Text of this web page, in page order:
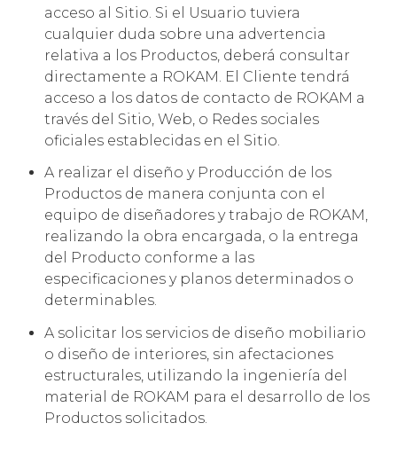
acceso al Sitio. Si el Usuario tuviera
cualquier duda sobre una advertencia
relativa a los Productos, deberá consultar
directamente a ROKAM. El Cliente tendrá
acceso a los datos de contacto de ROKAM a
través del Sitio, Web, o Redes sociales
oficiales establecidas en el Sitio.
A realizar el diseño y Producción de los
Productos de manera conjunta con el
equipo de diseñadores y trabajo de ROKAM,
realizando la obra encargada, o la entrega
del Producto conforme a las
especificaciones y planos determinados o
determinables.
A solicitar los servicios de diseño mobiliario
o diseño de interiores, sin afectaciones
estructurales, utilizando la ingeniería del
material de ROKAM para el desarrollo de los
Productos solicitados.